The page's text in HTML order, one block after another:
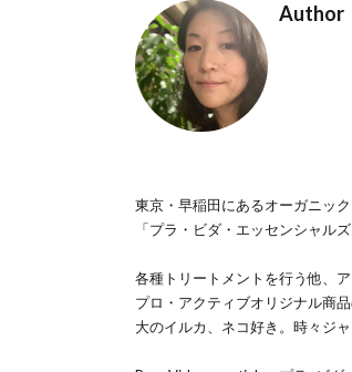
Author
東京・早稲田にあるオーガニッ
「プラ・ビダ・エッセンシャルズ
各種トリートメントを行う他、
プロ・アクティブオリジナル商
大のイルカ、ネコ好き。時々ジ